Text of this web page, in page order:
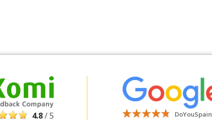
eLink
4.8/ 5 DoYouSpain